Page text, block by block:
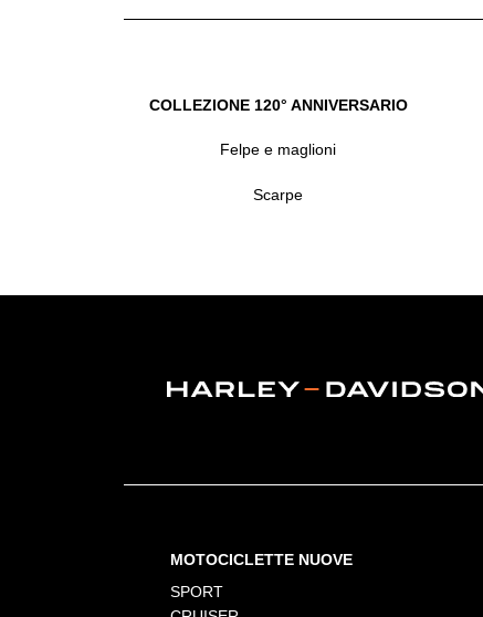
COLLEZIONE 120° ANNIVERSARIO
Felpe e maglioni
Scarpe
MOTOCICLETTE NUOVE
SPORT